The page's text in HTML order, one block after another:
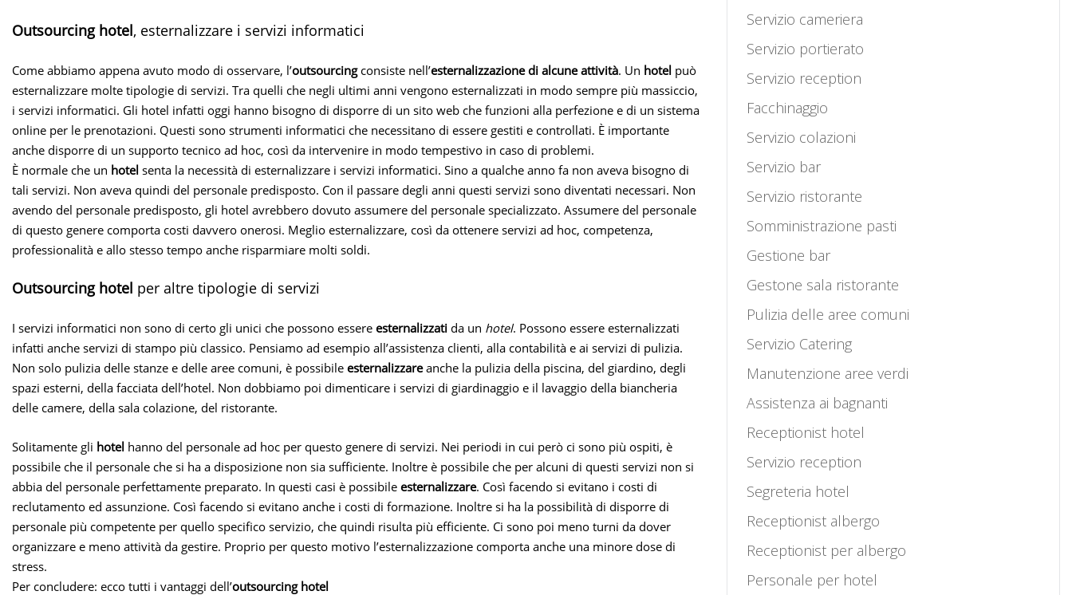
Outsourcing hotel, esternalizzare i servizi informatici
Come abbiamo appena avuto modo di osservare, l’outsourcingconsiste nell’esternalizzazione di alcune attività. Un hotel può
esternalizzare molte tipologie di servizi. Tra quelli che negli ultimi anni vengono esternalizzati in modo sempre più massiccio,
i servizi informatici. Gli hotel infatti oggi hanno bisogno di disporre di un sito web che funzioni alla perfezione e di un sistema
online per le prenotazioni. Questi sono strumenti informatici che necessitano di essere gestiti e controllati. È importante
anche disporre di un supporto tecnico ad hoc, così da intervenire in modo tempestivo in caso di problemi.
È normale che un hotel senta la necessità di esternalizzare i servizi informatici. Sino a qualche anno fa non aveva bisogno di
tali servizi. Non aveva quindi del personale predisposto. Con il passare degli anni questi servizi sono diventati necessari. Non
avendo del personale predisposto, gli hotel avrebbero dovuto assumere del personale specializzato. Assumere del personale
di questo genere comporta costi davvero onerosi. Meglio esternalizzare, così da ottenere servizi ad hoc, competenza,
professionalità e allo stesso tempo anche risparmiare molti soldi.
Outsourcing hotel per altre tipologie di servizi
I servizi informatici non sono di certo gli unici che possono essere esternalizzati da un hotel. Possono essere esternalizzati
infatti anche servizi di stampo più classico. Pensiamo ad esempio all’assistenza clienti, alla contabilità e ai servizi di pulizia.
Non solo pulizia delle stanze e delle aree comuni, è possibile esternalizzareanche la pulizia della piscina, del giardino, degli
spazi esterni, della facciata dell’hotel. Non dobbiamo poi dimenticare i servizi di giardinaggio e il lavaggio della biancheria
delle camere, della sala colazione, del ristorante.
Solitamente gli hotel hanno del personale ad hoc per questo genere di servizi. Nei periodi in cui però ci sono più ospiti, è
possibile che il personale che si ha a disposizione non sia sufficiente. Inoltre è possibile che per alcuni di questi servizi non si
abbia del personale perfettamente preparato. In questi casi è possibile esternalizzare. Così facendo si evitano i costi di
reclutamento ed assunzione. Così facendo si evitano anche i costi di formazione. Inoltre si ha la possibilità di disporre di
personale più competente per quello specifico servizio, che quindi risulta più efficiente. Ci sono poi meno turni da dover
organizzare e meno attività da gestire. Proprio per questo motivo l’esternalizzazione comporta anche una minore dose di
stress.
Per concludere: ecco tutti i vantaggi dell’outsourcing hotel
Servizio cameriera
Servizio portierato
Servizio reception
Facchinaggio
Servizio colazioni
Servizio bar
Servizio ristorante
Somministrazione pasti
Gestione bar
Gestone sala ristorante
Pulizia delle aree comuni
Servizio Catering
Manutenzione aree verdi
Assistenza ai bagnanti
Receptionist hotel
Servizio reception
Segreteria hotel
Receptionist albergo
Receptionist per albergo
Personale per hotel